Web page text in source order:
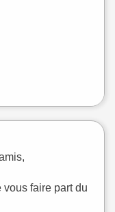
faire part du